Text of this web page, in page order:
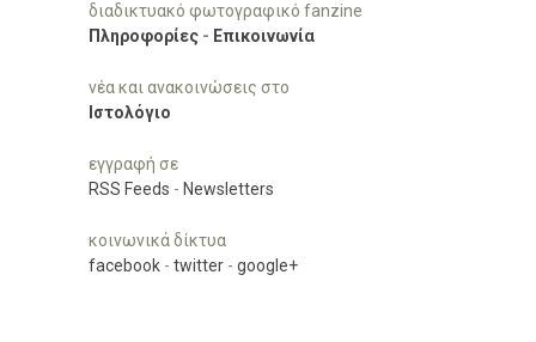
διαδικτυακό φωτογραφικό fanzine
Πληροφορίες - Επικοινωνία
νέα και ανακοινώσεις στο
Ιστολόγιο
εγγραφή σε
RSS Feeds - Newsletters
κοινωνικά δίκτυα
facebook - twitter - google+